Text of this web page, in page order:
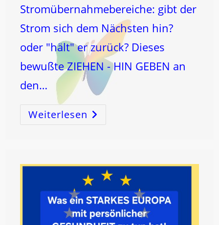
Stromübernahmebereiche: gibt der
Strom sich dem Nächsten hin?
oder "hält" er zurück? Dieses
bewußte ZIEHEN - HIN GEBEN an
den…
Weiterlesen Der
SCHLÜSSEL
…